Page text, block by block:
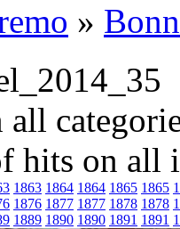
»
all
hits on all
1863 1864 1864 1865 1865
1876 1877 1877 1878 1878
1889 1890 1890 1891 1891